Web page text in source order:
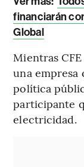
financiarán
Global
Mientras
una
política
participante
electricidad.